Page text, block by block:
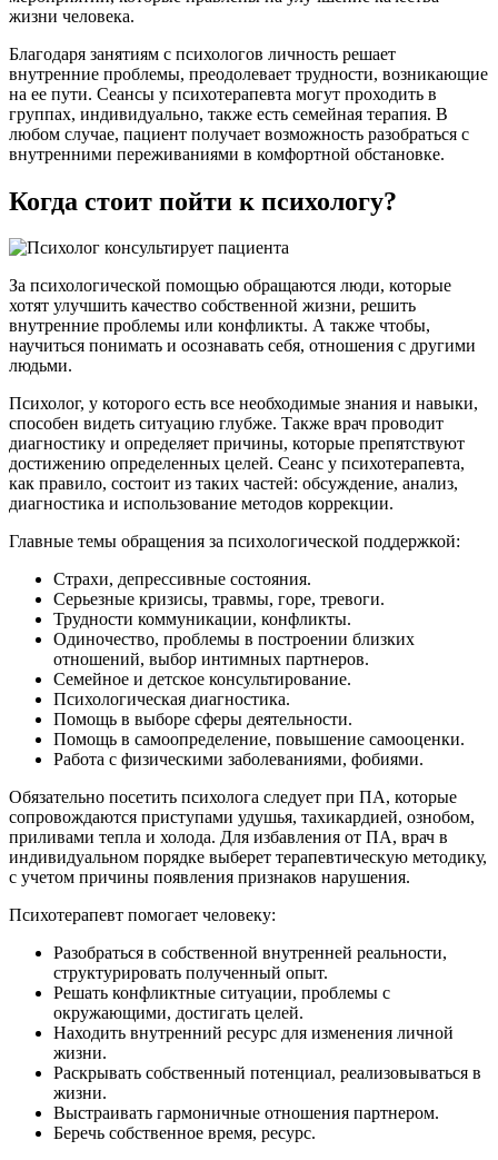
жизни человека.
Благодаря занятиям с психологов личность решает
внутренние проблемы, преодолевает трудности, возникающие
на ее пути. Сеансы у психотерапевта могут проходить в
группах, индивидуально, также есть семейная терапия. В
любом случае, пациент получает возможность разобраться с
внутренними переживаниями в комфортной обстановке.
Когда стоит пойти к психологу?
За психологической помощью обращаются люди, которые
хотят улучшить качество собственной жизни, решить
внутренние проблемы или конфликты. А также чтобы,
научиться понимать и осознавать себя, отношения с другими
людьми.
Психолог, у которого есть все необходимые знания и навыки,
способен видеть ситуацию глубже. Также врач проводит
диагностику и определяет причины, которые препятствуют
достижению определенных целей. Сеанс у психотерапевта,
как правило, состоит из таких частей: обсуждение, анализ,
диагностика и использование методов коррекции.
Главные темы обращения за психологической поддержкой:
Страхи, депрессивные состояния.
Серьезные кризисы, травмы, горе, тревоги.
Трудности коммуникации, конфликты.
Одиночество, проблемы в построении близких
отношений, выбор интимных партнеров.
Семейное и детское консультирование.
Психологическая диагностика.
Помощь в выборе сферы деятельности.
Помощь в самоопределение, повышение самооценки.
Работа с физическими заболеваниями, фобиями.
Обязательно посетить психолога следует при ПА, которые
сопровождаются приступами удушья, тахикардией, ознобом,
приливами тепла и холода. Для избавления от ПА, врач в
индивидуальном порядке выберет терапевтическую методику,
с учетом причины появления признаков нарушения.
Психотерапевт помогает человеку:
Разобраться в собственной внутренней реальности,
структурировать полученный опыт.
Решать конфликтные ситуации, проблемы с
окружающими, достигать целей.
Находить внутренний ресурс для изменения личной
жизни.
Раскрывать собственный потенциал, реализовываться в
жизни.
Выстраивать гармоничные отношения партнером.
Беречь собственное время, ресурс.